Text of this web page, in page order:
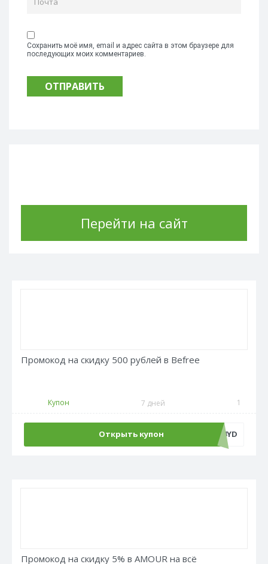
Сохранить моё имя, email и адрес сайта в этом браузере для
последующих моих комментариев.
Перейти на сайт
Промокод на скидку 500 рублей в Befree
Купон 7 дней 1
Открыть купон ADM500C4YD
Промокод на скидку 5% в AMOUR на всё